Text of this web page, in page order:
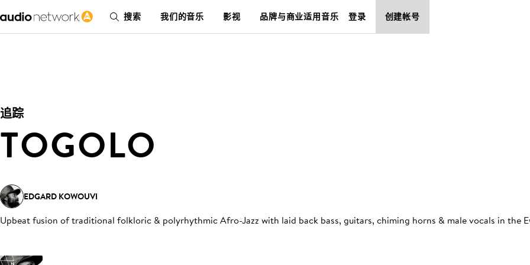
搜索 我们的音乐 影视 品牌与商业适用音乐 登录 创建帐号
追踪
TOGOLO
EDGARD KOWOUVI
Upbeat fusion of traditional folkloric & polyrhythmic Afro-Jazz with laid back bass, guitars, chiming horns & male vocals in the